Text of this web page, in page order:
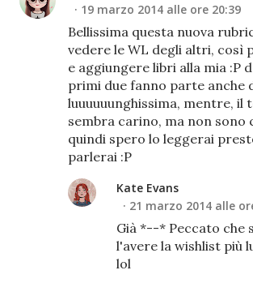
19 marzo 2014 alle ore 20:39
Bellissima questa nuova
vedere le WL degli altri, così
e aggiungere libri alla mia :P
primi due fanno parte anche
luuuuuunghissima, mentre, il
sembra carino, ma non sono
quindi spero lo leggerai
parlerai :P
Kate Evans
21 marzo 2014 alle
Già *--* Peccato che
l'avere la wishlist più
lol